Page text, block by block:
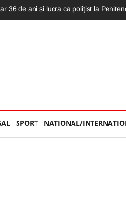
într-un impact violent pe DN 1.
SPORT NATIONAL/